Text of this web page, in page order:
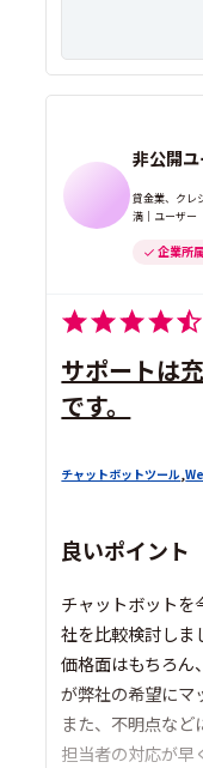
非公開
貸金業、クレ
満｜ユーザー
企業所
サポートは
です。
チャットボットツール ,
良いポイント
チャットボットを
社を比較検討しま
価格面はもちろ
が弊社の希望にマ
また、不明点など
担当者の対応が早